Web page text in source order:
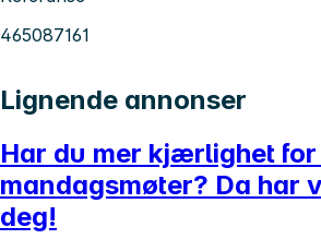
465087161
Lignende annonser
Har du mer kjærlighet for
mandagsmøter? Da har
deg!